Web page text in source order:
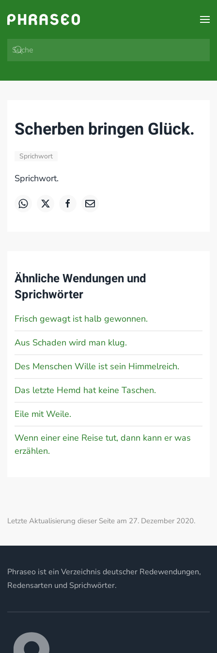
Zum Hauptinhalt springen
Scherben bringen Glück.
Sprichwort
Sprichwort.
Ähnliche Wendungen und
Sprichwörter
Frisch gewagt ist halb gewonnen.
Aus Schaden wird man klug.
Des Menschen Wille ist sein Himmelreich.
Das letzte Hemd hat keine Taschen.
Eile mit Weile.
Wenn einer eine Reise tut, dann kann er was
erzählen.
Letzte Aktualisierung dieser Seite am 27. Dezember 2020.
Phraseo ist ein Verzeichnis deutscher Redewendungen,
Redensarten und Sprichwörter.